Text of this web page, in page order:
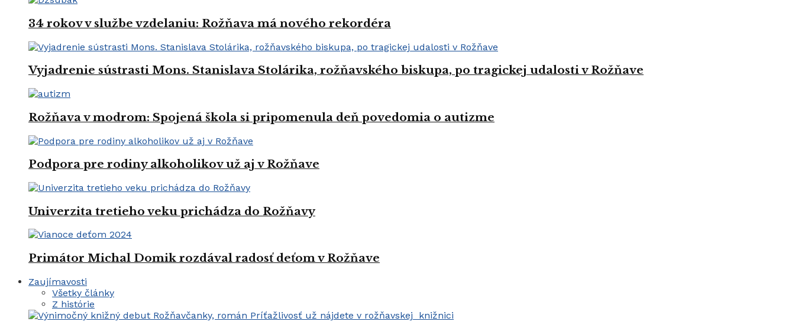
34 rokov v službe vzdelaniu: Rožňava má nového rekordéra
Vyjadrenie sústrasti Mons. Stanislava Stolárika, rožňavského biskupa, po tragickej udalosti v Rožňave
Rožňava v modrom: Spojená škola si pripomenula deň povedomia o autizme
Podpora pre rodiny alkoholikov už aj v Rožňave
Univerzita tretieho veku prichádza do Rožňavy
Primátor Michal Domik rozdával radosť deťom v Rožňave
Zaujímavosti
Všetky články
Z histórie